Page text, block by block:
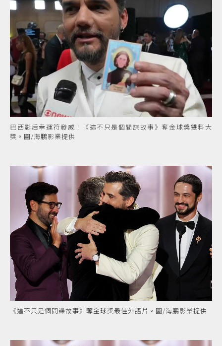
巴西影后幸運符發威！《這不只是個間諜故事》奪金球獎雙料大
獎。圖/海鵬影業提供
《這不只是個間諜故事》奪金球獎最佳外語片。圖/海鵬影業提供